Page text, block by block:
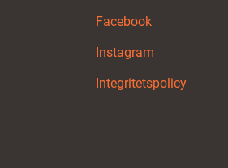
Facebook
Instagram
Integritetspolicy